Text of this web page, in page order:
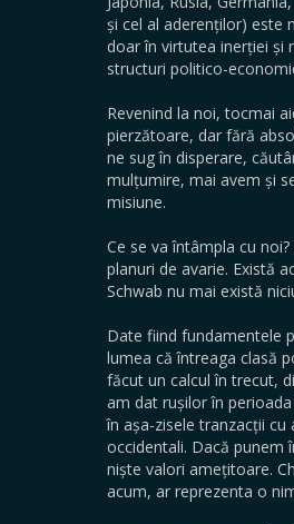
și cel al aderenților) este
doar în virtutea inerției și
structuri politico-
Revenind la noi, tocmai
pierzătoare, dar fără
ne sug în disperare,
mulțumire, mai avem și
misiune.
Ce se va întâmpla cu
planuri de avarie. Există
Schwab nu mai există
Date fiind fundamentele
lumea că întreaga clasă
făcut un calcul în trecut,
am dat rușilor în
în așa-zisele tranzacții
occidentali. Dacă punem
niște valori amețitoare.
acum, ar reprezenta o